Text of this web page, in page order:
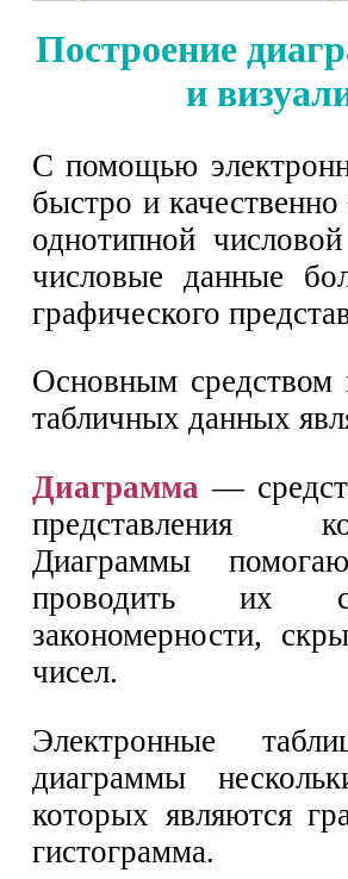
Построение
и
С помощью
быстро и
однотипной
числовые данные
графического
Основным средством
табличных данных
Диаграмма —
представления
Диаграммы
проводить их
закономерности,
чисел.
Электронные
диаграммы
которых являются
гистограмма.